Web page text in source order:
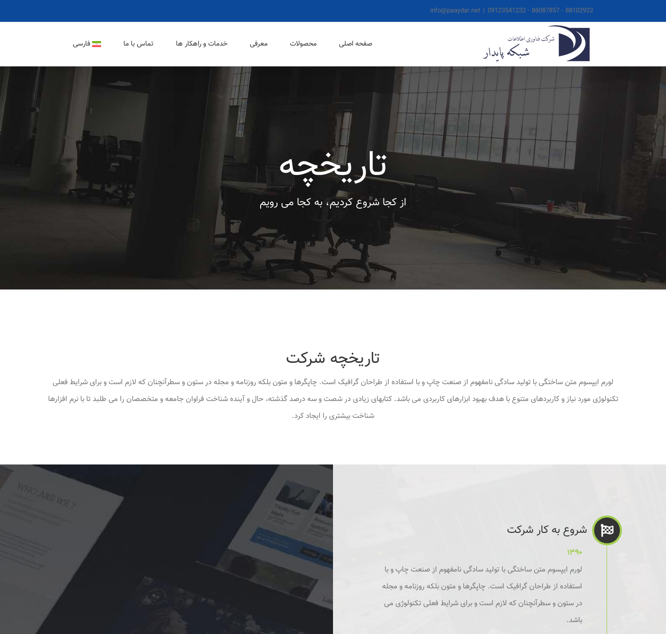
کردن
88102922 - 86087857 - 09123541232
|
info@paaydar.net
صفحه اصلی محصولات معرفی خدمات و راهکار ها تماس با ما فارسی
تاریخچه
از کجا شروع کردیم، به کجا می رویم
تاریخچه شرکت
لورم ایپسوم متن ساختگی با تولید سادگی نامفهوم از صنعت چاپ و با استفاده از طراحان گرافیک است. چاپگرها و متون بلکه روزنامه و مجله در ستون و سطرآنچنان که لازم است و برای شرایط فعلی
تکنولوژی مورد نیاز و کاربردهای متنوع با هدف بهبود ابزارهای کاربردی می باشد. کتابهای زیادی در شصت و سه درصد گذشته، حال و آینده شناخت فراوان جامعه و متخصصان را می طلبد تا با نرم افزارها
شناخت بیشتری را ایجاد کرد.
شروع به کار شرکت
۱۳۹۰
لورم ایپسوم متن ساختگی با تولید سادگی نامفهوم از صنعت چاپ و با
استفاده از طراحان گرافیک است. چاپگرها و متون بلکه روزنامه و مجله
در ستون و سطرآنچنان که لازم است و برای شرایط فعلی تکنولوژی می
باشد.